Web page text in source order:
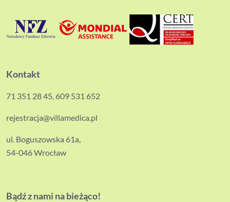
Kontakt
71 351 28 45, 609 531 652
rejestracja@villamedica.pl
ul. Boguszowska 61a,
54-046 Wrocław
Bądź z nami na bieżąco!